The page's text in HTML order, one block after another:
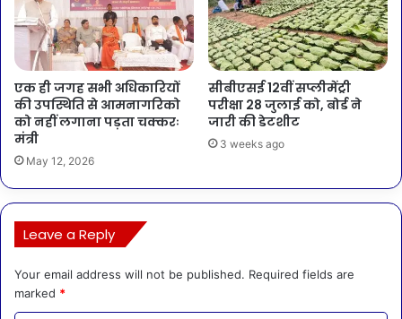
एक ही जगह सभी अधिकारियों
की उपस्थिति से आमनागरिको
को नहीं लगाना पड़ता चक्करः
मंत्री
May 12, 2026
सीबीएसई 12वीं सप्लीमेंट्री
परीक्षा 28 जुलाई को, बोर्ड ने
जारी की डेटशीट
3 weeks ago
Leave a Reply
Your email address will not be published. Required fields are
marked *